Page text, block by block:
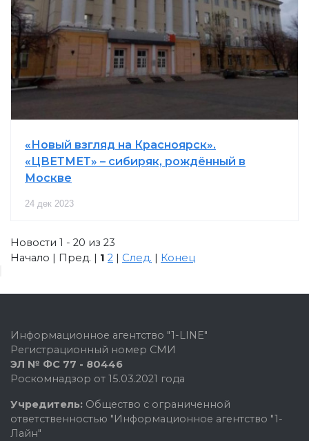
«Новый взгляд на Красноярск».
«ЦВЕТМЕТ» – сибиряк, рождённый в
Москве
24 дек 2023
Новости 1 - 20 из 23
Начало | Пред. | 1 2 След. Конец
Информационное агентство "1-LINE"
Регистрационный номер СМИ
ЭЛ № ФС 77 - 80446
Роскомнадзор от 15.03.2021 года
Учредитель: Общество с ограниченной
ответственностью "Информационное агентство "1-
Лайн"